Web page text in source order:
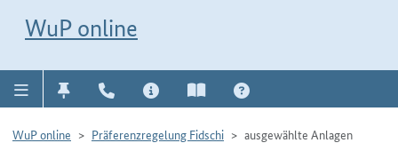
WuP online
WuP online Präferenzregelung Fidschi ausgewählte Anlagen